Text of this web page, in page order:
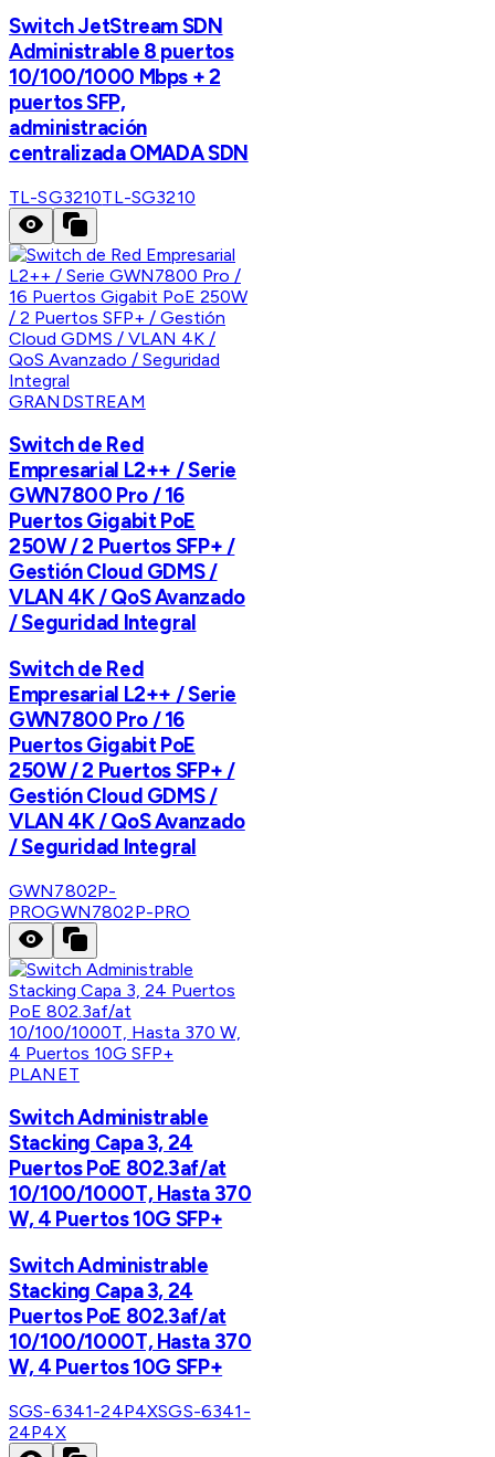
Switch JetStream SDN
Administrable 8 puertos
10/100/1000 Mbps + 2
puertos SFP,
administración
centralizada OMADA SDN
TL-SG3210TL-SG3210
GRANDSTREAM
Switch de Red
Empresarial L2++ / Serie
GWN7800 Pro / 16
Puertos Gigabit PoE
250W / 2 Puertos SFP+ /
Gestión Cloud GDMS /
VLAN 4K / QoS Avanzado
/ Seguridad Integral
Switch de Red
Empresarial L2++ / Serie
GWN7800 Pro / 16
Puertos Gigabit PoE
250W / 2 Puertos SFP+ /
Gestión Cloud GDMS /
VLAN 4K / QoS Avanzado
/ Seguridad Integral
GWN7802P-
PROGWN7802P-PRO
PLANET
Switch Administrable
Stacking Capa 3, 24
Puertos PoE 802.3af/at
10/100/1000T, Hasta 370
W, 4 Puertos 10G SFP+
Switch Administrable
Stacking Capa 3, 24
Puertos PoE 802.3af/at
10/100/1000T, Hasta 370
W, 4 Puertos 10G SFP+
SGS-6341-24P4XSGS-6341-
24P4X